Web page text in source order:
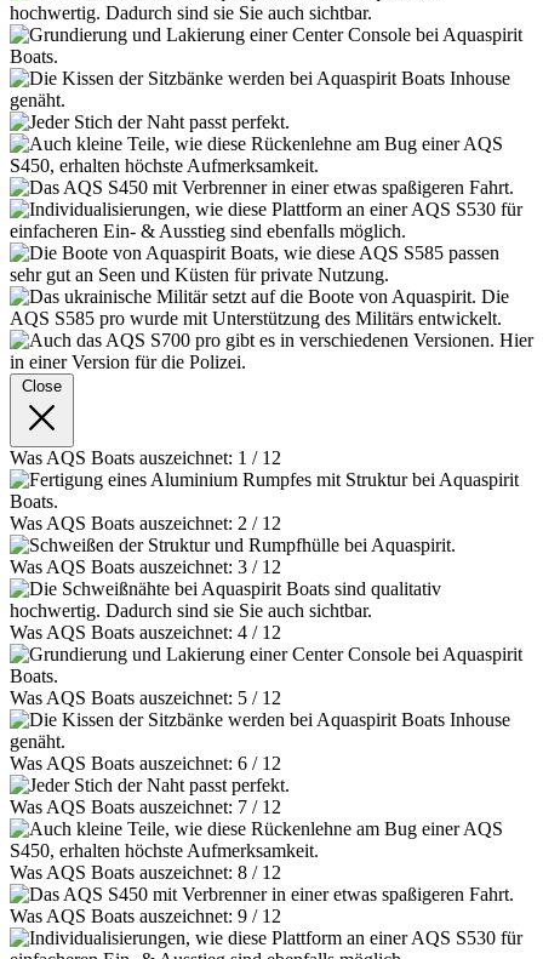
Close
Was AQS Boats auszeichnet: 1 / 12
Was AQS Boats auszeichnet: 2 / 12
Was AQS Boats auszeichnet: 3 / 12
Was AQS Boats auszeichnet: 4 / 12
Was AQS Boats auszeichnet: 5 / 12
Was AQS Boats auszeichnet: 6 / 12
Was AQS Boats auszeichnet: 7 / 12
Was AQS Boats auszeichnet: 8 / 12
Was AQS Boats auszeichnet: 9 / 12